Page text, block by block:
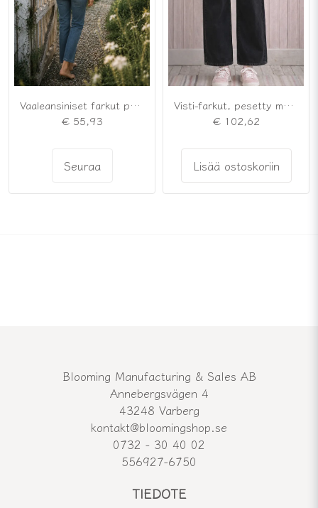
Vaaleansiniset farkut pehmeästä puuvillasta
€ 55,93
Seuraa
Visti-farkut, pesetty musta
€ 102,62
Lisää ostoskoriin
Blooming Manufacturing & Sales AB
Annebergsvägen 4
43248 Varberg
kontakt@bloomingshop.se
0732 - 30 40 02
556927-6750
TIEDOTE